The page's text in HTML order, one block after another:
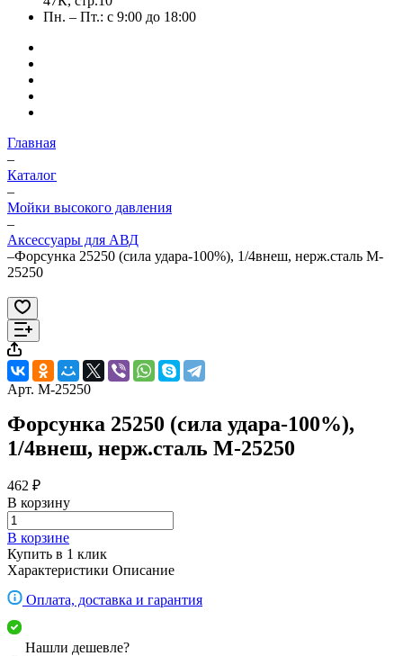
Пн. – Пт.: с 9:00 до 18:00
Главная
–
Каталог
–
Мойки высокого давления
–
Аксессуары для АВД
–Форсунка 25250 (сила удара-100%), 1/4внеш, нерж.сталь M-
25250
Арт. M-25250
Форсунка 25250 (сила удара-100%),
1/4внеш, нерж.сталь M-25250
462 ₽
В корзину
В корзине
Купить в 1 клик
Характеристики Описание
Оплата, доставка и гарантия
Нашли дешевле?